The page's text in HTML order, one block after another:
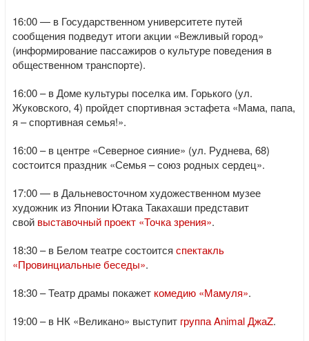
16:00 — в Государственном университете путей
сообщения подведут итоги акции «Вежливый город»
(информирование пассажиров о культуре поведения в
общественном транспорте).
16:00 – в Доме культуры поселка им. Горького (ул.
Жуковского, 4) пройдет спортивная эстафета «Мама, папа,
я – спортивная семья!».
16:00 – в центре «Северное сияние» (ул. Руднева, 68)
состоится праздник «Семья – союз родных сердец».
17:00 — в Дальневосточном художественном музее
художник из Японии Ютака Такахаши представит
свой выставочный проект «Точка зрения».
18:30 – в Белом театре состоится спектакль
«Провинциальные беседы».
18:30 – Театр драмы покажет комедию «Мамуля».
19:00 – в НК «Великано» выступит группа Animal ДжаZ.